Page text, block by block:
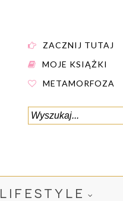
ZACZNIJ TUTAJ
MOJE KSIĄŻKI
METAMORFOZA
LIFESTYLE